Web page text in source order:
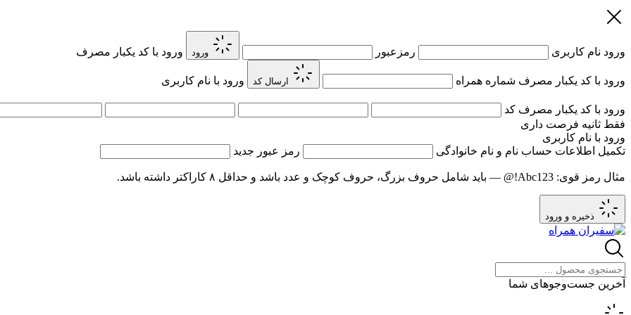
ورود نام کاربری رمزعبور ورود ورود با کد یکبار مصرف
ورود با کد یکبار مصرف شماره همراه ارسال کد ورود با نام کاربری
ورود با کد یکبار مصرف کد
فقط ثانیه فرصت داری
ورود با نام کاربری
تکمیل اطلاعات حساب نام و نام خانوادگی رمز عبور جدید
مثال رمز قوی: Abc123!@ — باید شامل حروف بزرگ، حروف کوچک و عدد باشد و حداقل ۸ کاراکتر داشته باشد.
ذخیره و ورود
آخرین جست‌وجوهای شما